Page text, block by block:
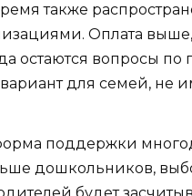
также
Оплата
остаются вопросы по
для семей, не
поддержки
дошкольников,
будет